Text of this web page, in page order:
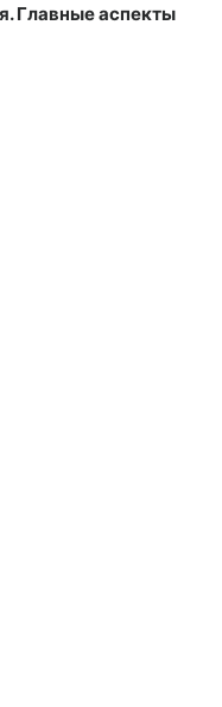
Главные аспекты